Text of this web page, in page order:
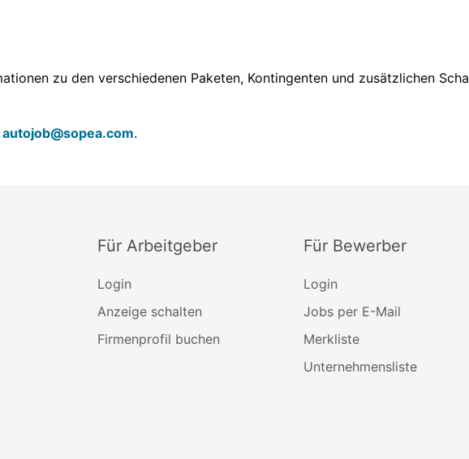
zu den verschiedenen Paketen, Kontingenten und zusätzlichen
autojob@sopea.com.
Für Arbeitgeber
Login
Anzeige schalten
Firmenprofil buchen
Für Bewerber
Login
Jobs per E-Mail
Merkliste
Unternehmensliste